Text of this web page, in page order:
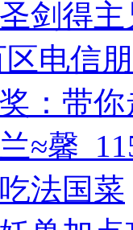
剑得
电信
：带
≈馨
法国菜